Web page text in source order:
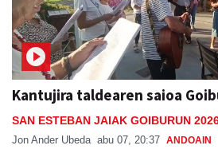
Kantujira taldearen saioa
SAN ESTEBAN JAIAK GOIBURUN
Jon Ander Ubeda abu 07, 20:37 ANDOAIN